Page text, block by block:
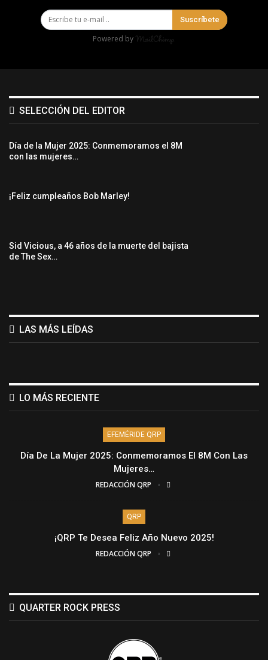
Suscríbete
Powered by
SELECCIÓN DEL EDITOR
Día de la Mujer 2025: Conmemoramos el 8M
con las mujeres…
¡Feliz cumpleaños Bob Marley!
Sid Vicious, a 46 años de la muerte del bajista
de The Sex…
LAS MÁS LEÍDAS
LO MÁS RECIENTE
EFEMÉRIDE QRP
Día De La Mujer 2025: Conmemoramos El 8M Con Las
Mujeres…
REDACCIÓN QRP
QRP
¡QRP Te Desea Feliz Año Nuevo 2025!
REDACCIÓN QRP
QUARTER ROCK PRESS